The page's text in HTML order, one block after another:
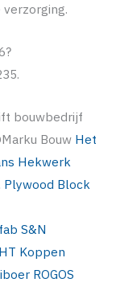
bouwbedrijf
Bouw Het
Hekwerk
Plywood Block
S&N
Koppen
ROGOS